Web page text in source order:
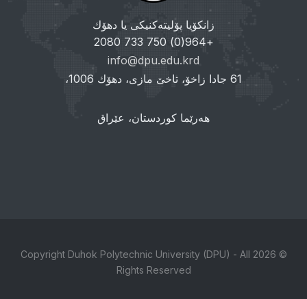
زانکۆیا پۆلیتەکنیکی یا دهۆك
+964(0) 750 733 2080
info@dpu.edu.krd
61 جادا زاخۆ، تاخێ مازی، دهۆك 1006،
هەرێما کوردستان، عێراق
© 2026 Copyright Duhok Polytechnic University (DPU) - All
Rights Reserved